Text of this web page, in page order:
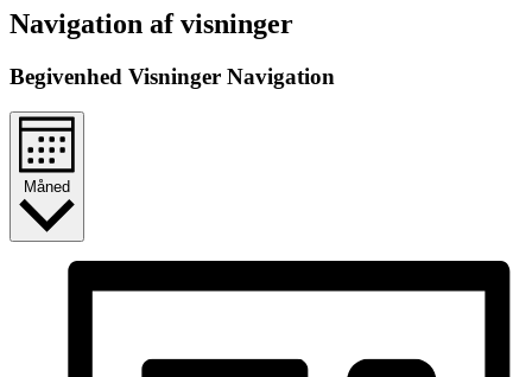
Begivenheder
Navigation af visninger
Begivenhed Visninger Navigation
Måned